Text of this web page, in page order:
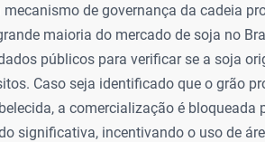
de governança da cadeia
maioria do mercado de soja no
públicos para verificar se a soja
Caso seja identificado que o grão
a comercialização é bloqueada
significativa, incentivando o uso de